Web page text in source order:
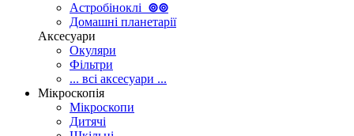
Астробіноклі ⊚⊚
Домашні планетарії
Аксесуари
Окуляри
Фільтри
... всі аксесуари ...
Мікроскопія
Мікроскопи
Дитячі